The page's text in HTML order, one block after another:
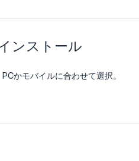
ンストール
かモバイルに合わせて選択。